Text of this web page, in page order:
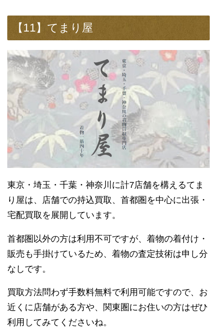
【11】てまり屋
東京・埼玉・千葉・神奈川に計7店舗を構えるてま
り屋は、店舗での持込買取、首都圏を中心に出張・
宅配買取を展開しています。
首都圏以外の方は利用不可ですが、着物の着付け・
販売も手掛けているため、着物の査定技術は申し分
なしです。
買取方法問わず手数料無料で利用可能ですので、お
近くに店舗がある方や、関東圏にお住いの方はぜひ
利用してみてくださいね。